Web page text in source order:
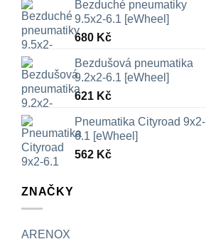
Bezduché pneumatiky
9.5x2-6.1 [eWheel]
680 Kč
Bezdušová pneumatika
9.2x2-6.1 [eWheel]
621 Kč
Pneumatika Cityroad 9x2-
6.1 [eWheel]
562 Kč
ZNAČKY
ARENOX